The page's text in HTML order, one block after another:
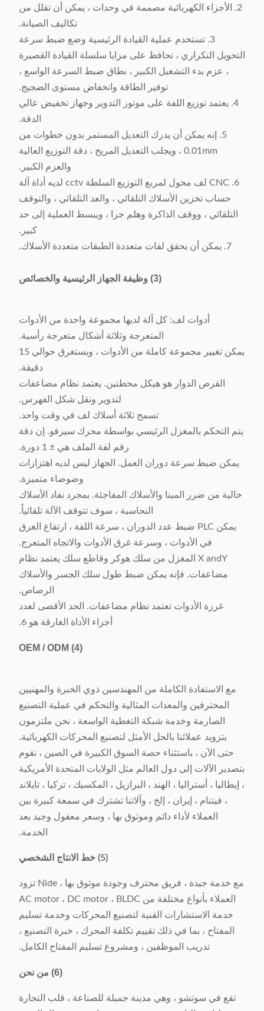
2. الأجزاء الكهربائية مصممة في وحدات ، يمكن أن تقلل من
تكاليف الصيانة.
3. تستخدم عملية القيادة الرئيسية وضع ضبط سرعة
التحويل التكراري ، تحافظ على مزايا سلسلة القيادة القصيرة
، عزم بدء التشغيل الكبير ، نطاق ضبط السرعة الواسع ،
توفير الطاقة وانخفاض مستوى الضجيج.
4. يعتمد توزيع اللفة على موتور التدوير وجهاز تخفيض عالي
الدقة.
5. إنه يمكن أن يدرك التعديل المستمر بدون خطوات من
0.01mm ، ويجلب التعديل المريح ، دقة التوزيع العالية
والعزم الكبير.
6. CNC لف محول لمربع التوزيع السلطة cctv لديه أداة آلة
حساب تخزين الأسلاك التلقائي ، والعد التلقائي ، والتوقف
التلقائي ، ووقف الذاكرة وهلم جرا ، ويبسط العملية إلى حد
كبير.
7. يمكن أن يحقق لفات متعددة الطبقات متعددة الأسلاك.
(3) وظيفة الجهاز الرئيسية والخصائص
أدوات لف: كل آلة لديها مجموعة واحدة من الأدوات
المتعرجة وثلاثة أشكال متعرجة رأسية.
يمكن تغيير مجموعة كاملة من الأدوات ، ويستغرق حوالي 15
دقيقة.
القرص الدوار هو هيكل محطتين. يعتمد نظام مضاعفات
لتدوير ونقل شكل الفهرس.
تسمح ثلاثة أسلاك لف في وقت واحد.
يتم التحكم بالمغزل الرئيسي بواسطة محرك سيرفو. إن دقة
رقم لفة الملف هي ± 1 دورة.
يمكن ضبط سرعة دوران العمل. الجهاز ليس لديه اهتزازات
وضوضاء متميزة.
خالية من ضرر المينا والأسلاك المفاجئة. بمجرد نفاد الأسلاك
النحاسية ، سوف تتوقف الآلة تلقائياً.
يمكن PLC ضبط عدد الدوران ، سرعة اللفة ، ارتفاع الغرق
في الأدوات ، وسرعة غرق الأدوات والاتجاه المتعرج.
X andY المغزل من سلك هوكر وقاطع سلك يعتمد نظام
مضاعفات. فإنه يمكن ضبط طول سلك الجسر والأسلاك
الرصاص.
غرزة الأدوات تعتمد نظام مضاعفات. الحد الأقصى لعدد
أجزاء الأداة الغارقة هو 6.
(4)
OEM / ODM
مع الاستفادة الكاملة من المهندسين ذوي الخبرة والمهنيين
المحترفين والمعدات المثالية والتحكم في عملية التصنيع
الصارمة وخدمة شبكة التغطية الواسعة ، نحن ملتزمون
بتزويد عملائنا بالحل الأمثل لتصنيع المحركات الكهربائية.
حتى الآن ، باستثناء حصة السوق الكبيرة في الصين ، نقوم
بتصدير الآلات إلى دول العالم مثل الولايات المتحدة الأمريكية
، إيطاليا ، أستراليا ، الهند ، البرازيل ، المكسيك ، تركيا ، تايلاند
، فيتنام ، إيران ، إلخ ، وآلاتنا تشترك في سمعة كبيرة بين
العملاء لأداء دائم وموثوق بها ، وسعر معقول وجيد بعد
الخدمة.
(5) خط الانتاج الشخصي
مع خدمة جيدة ، فريق محترف وجودة موثوق بها ، Nide تزود
العملاء بأنواع مختلفة من AC motor ، DC motor ، BLDC
خدمة الاستشارات الفنية لتصنيع المحركات وخدمة تسليم
المفتاح ، بما في ذلك تقييم تكلفة المحرك ، خبرة التصنيع ،
تدريب الموظفين ، ومشروع تسليم المفتاح الكامل.
(6) من نحن
تقع في سوتشو ، وهي مدينة جميلة للصناعة ، قلب التجارة